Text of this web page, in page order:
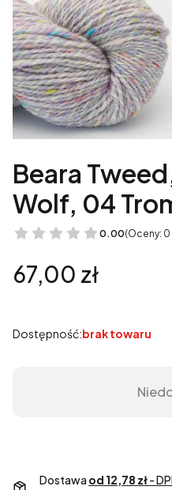
Beara
Wolf, 04
0.00(Oceny:
Cena
67,00 zł
Dostępność:brak towaru
Dostawa od 12,78 zł-